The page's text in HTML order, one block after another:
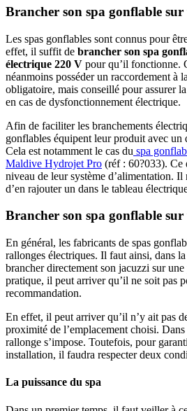
Brancher son spa gonflable sur
Les spas gonflables sont connus pour
effet, il suffit de brancher son spa
électrique 220 V pour qu’il fonctionne.
néanmoins posséder un raccordement à
obligatoire, mais conseillé pour assurer
en cas de dysfonctionnement électrique.
Afin de faciliter les branchements
gonflables équipent leur produit avec
Cela est notamment le cas du spa
Maldive Hydrojet Pro (réf : 60?033). Ce
niveau de leur système d’alimentation. Il
d’en rajouter un dans le tableau
Brancher son spa gonflable
En général, les fabricants de spas
rallonges électriques. Il faut ainsi, dans
brancher directement son jacuzzi sur
pratique, il peut arriver qu’il ne soit pas
recommandation.
En effet, il peut arriver qu’il n’y ait pas
proximité de l’emplacement choisi.
rallonge s’impose. Toutefois, pour
installation, il faudra respecter deux
La puissance du spa